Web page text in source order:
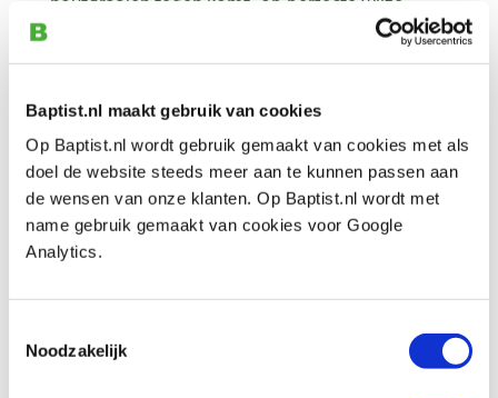
Baptist.nl maakt gebruik van cookies
Op Baptist.nl wordt gebruik gemaakt van cookies met als
doel de website steeds meer aan te kunnen passen aan
de wensen van onze klanten. Op Baptist.nl wordt met
name gebruik gemaakt van cookies voor Google
Analytics.
Noodzakelijk
oplost. Zo zijn er speciale leunspanen en vele
hulpmiddelen om uw werkstukken in de
houtdraaibank in te spannen. Daar is het echter
niet bij gebleven! De opgedane ervaring wordt
ook toegepast in o.a. steek- en hakbeitels,
meetgereedschappen en gereedschappen voor
de afwerking van uw objecten.
instructie dvd’s die op heldere wijze uitleggen